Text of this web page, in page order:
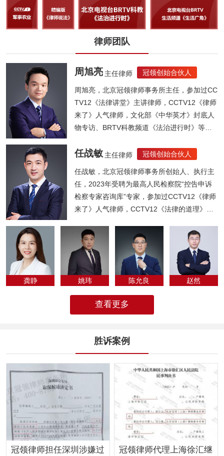
律师团队
周旭亮 主任律师 冠领创始合伙人
周旭亮，北京冠领律师事务所主任，参加过CC
TV12《法律讲堂》主讲律师，CCTV12《律师
来了》人气律师，文化部《中华英才》封底人
物专访、BRTV科教频道《法治进行时》等节
任战敏 主任律师 冠领创始合伙人
任战敏，北京冠领律师事务所创始人、执行主
任，2023年受聘为最高人民检察院“控告申诉
检察专家咨询库”专家，参加过CCTV12《律师
来了》人气律师，CCTV12《法律的道理》人
专为法律人化...
龚静 姚玮 陈允良 ​赵然
查看更多
胜诉案例
冠领律师担任深圳涉嫌过
冠领律师代理上海徐汇继